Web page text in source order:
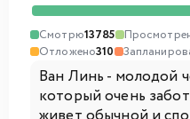
Смотрю13785
Отложено310
Ван Линь - молодой
который очень